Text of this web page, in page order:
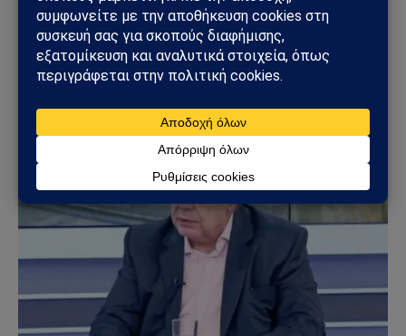
ΠΑΡΆΞΕΝΑ
CIA και ταξίδια στον χρόνο: Τι αποκαλύπτουν τα
αποχαρακτηρισμένα έγγραφα και πού τελειώνει
η πραγματικότητα